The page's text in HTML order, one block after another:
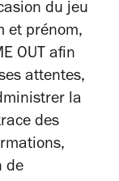
du jeu
et prénom,
OUT afin
attentes,
la
des
de